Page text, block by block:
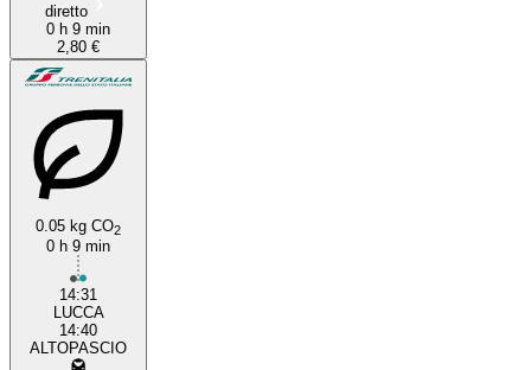
diretto
0 h 9 min
2,80 €
0.05 kg CO2
0 h 9 min
14:31
LUCCA
14:40
ALTOPASCIO